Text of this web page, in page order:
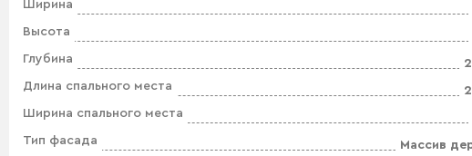
Ширина
Высота
Глубина
Длина спального места
Ширина спального места
Тип фасада
Массив